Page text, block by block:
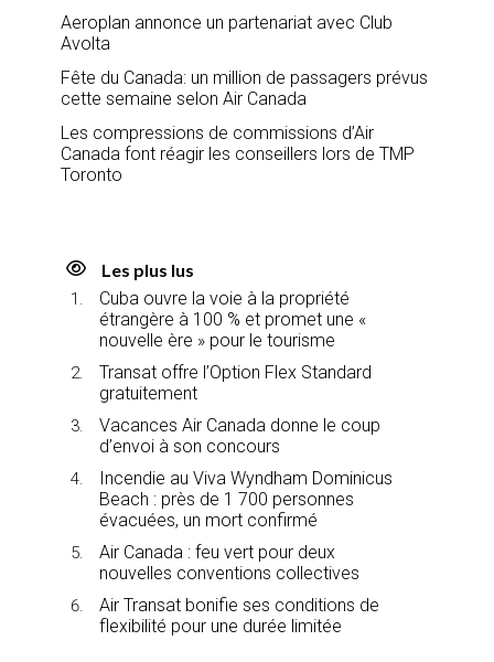
Aeroplan annonce un partenariat avec Club
Avolta
Fête du Canada: un million de passagers prévus
cette semaine selon Air Canada
Les compressions de commissions d’Air
Canada font réagir les conseillers lors de TMP
Toronto
Les plus lus
Cuba ouvre la voie à la propriété
étrangère à 100 % et promet une «
nouvelle ère » pour le tourisme
Transat offre l’Option Flex Standard
gratuitement
Vacances Air Canada donne le coup
d’envoi à son concours
Incendie au Viva Wyndham Dominicus
Beach : près de 1 700 personnes
évacuées, un mort confirmé
Air Canada : feu vert pour deux
nouvelles conventions collectives
Air Transat bonifie ses conditions de
flexibilité pour une durée limitée